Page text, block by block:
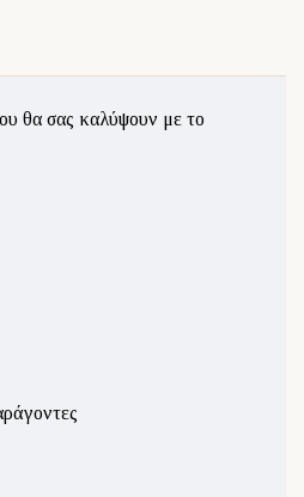
θα σας καλύψουν με το